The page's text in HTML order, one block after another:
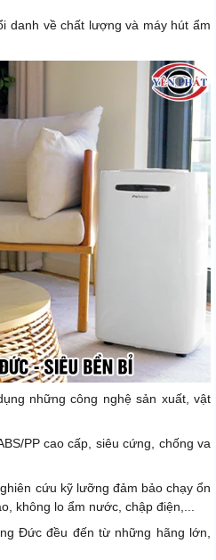
danh về chất lượng và máy hút ẩm
những công nghệ sản xuất, vật
PP cao cấp, siêu cứng, chống va
cứu kỹ lưỡng đảm bảo chạy ổn
không lo ẩm nước, chập điện,...
Đức đều đến từ những hãng lớn,